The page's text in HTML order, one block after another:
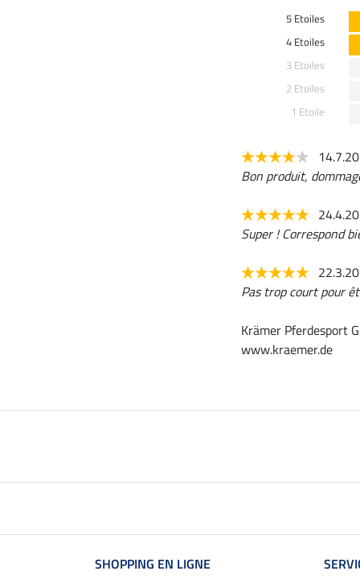
5 Etoiles
4 Etoiles
3 Etoiles
2 Etoiles
1 Etoile
Bon produit,
Super ! Correspond
Pas trop court pour
Krämer Pferdesport
www.kraemer.de
SHOPPING EN LIGNE